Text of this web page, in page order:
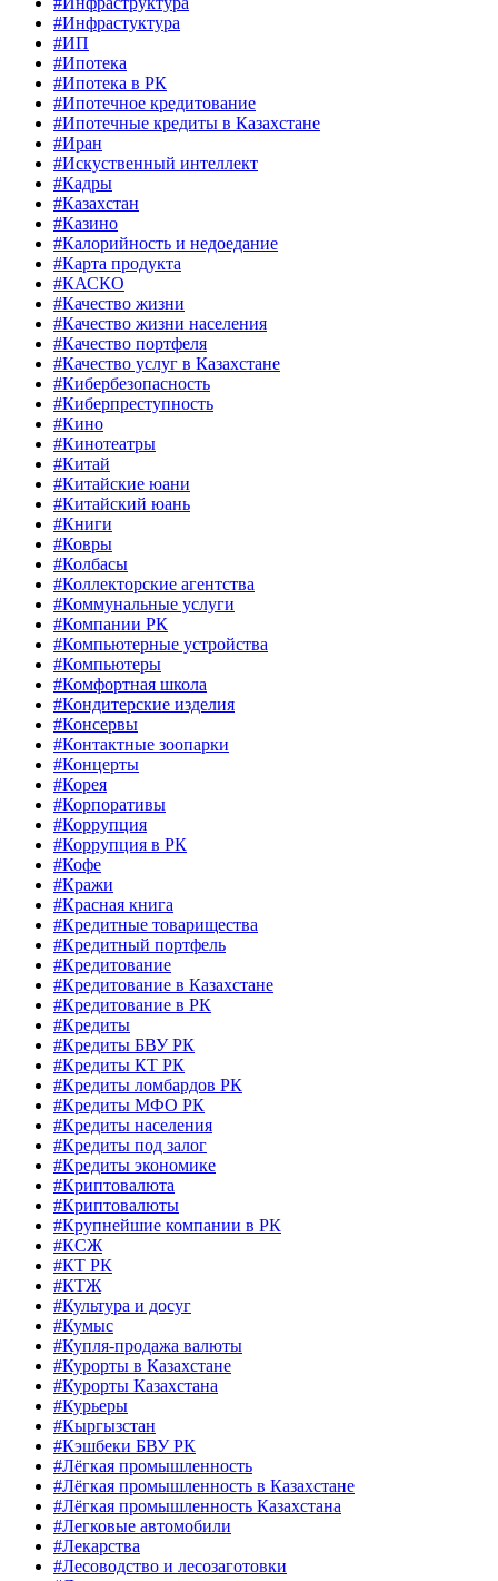
#Инфрастуктура
#ИП
#Ипотека
#Ипотека в РК
#Ипотечное кредитование
#Ипотечные кредиты в Казахстане
#Иран
#Искуственный интеллект
#Кадры
#Казахстан
#Казино
#Калорийность и недоедание
#Карта продукта
#КАСКО
#Качество жизни
#Качество жизни населения
#Качество портфеля
#Качество услуг в Казахстане
#Кибербезопасность
#Киберпреступность
#Кино
#Кинотеатры
#Китай
#Китайские юани
#Китайский юань
#Книги
#Ковры
#Колбасы
#Коллекторские агентства
#Коммунальные услуги
#Компании РК
#Компьютерные устройства
#Компьютеры
#Комфортная школа
#Кондитерские изделия
#Консервы
#Контактные зоопарки
#Концерты
#Корея
#Корпоративы
#Коррупция
#Коррупция в РК
#Кофе
#Кражи
#Красная книга
#Кредитные товарищества
#Кредитный портфель
#Кредитование
#Кредитование в Казахстане
#Кредитование в РК
#Кредиты
#Кредиты БВУ РК
#Кредиты КТ РК
#Кредиты ломбардов РК
#Кредиты МФО РК
#Кредиты населения
#Кредиты под залог
#Кредиты экономике
#Криптовалюта
#Криптовалюты
#Крупнейшие компании в РК
#КСЖ
#КТ РК
#КТЖ
#Культура и досуг
#Кумыс
#Купля-продажа валюты
#Курорты в Казахстане
#Курорты Казахстана
#Курьеры
#Кыргызстан
#Кэшбеки БВУ РК
#Лёгкая промышленность
#Лёгкая промышленность в Казахстане
#Лёгкая промышленность Казахстана
#Легковые автомобили
#Лекарства
#Лесоводство и лесозаготовки